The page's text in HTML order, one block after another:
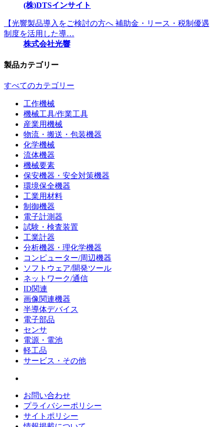
(株)DTSインサイト
【光響製品導入をご検討の方へ 補助金・リース・税制優遇
制度を活用した導…
株式会社光響
製品カテゴリー
すべてのカテゴリー
工作機械
機械工具/作業工具
産業用機械
物流・搬送・包装機器
化学機械
流体機器
機械要素
保安機器・安全対策機器
環境保全機器
工業用材料
制御機器
電子計測器
試験・検査装置
工業計器
分析機器・理化学機器
コンピューター/周辺機器
ソフトウェア/開発ツール
ネットワーク/通信
ID関連
画像関連機器
半導体デバイス
電子部品
センサ
電源・電池
軽工品
サービス・その他
お問い合わせ
プライバシーポリシー
サイトポリシー